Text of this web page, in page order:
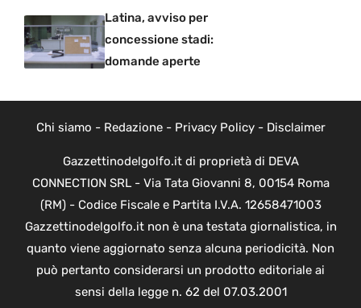
Latina, avviso per
concessione stadi:
domande aperte
Chi siamo - Redazione- Privacy Policy- Disclaimer
Gazzettinodelgolfo.it di proprietà di DEVA
CONNECTION SRL - Via Tata Giovanni 8, 00154 Roma
(RM) - Codice Fiscale e Partita I.V.A. 12658471003
Gazzettinodelgolfo.it non è una testata giornalistica, in
quanto viene aggiornato senza alcuna periodicità. Non
può pertanto considerarsi un prodotto editoriale ai
sensi della legge n. 62 del 07.03.2001